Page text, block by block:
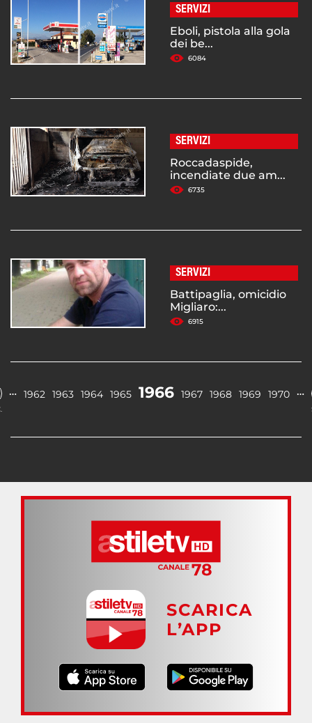
SERVIZI
Eboli, pistola alla gola
dei be...
6084
SERVIZI
Roccadaspide,
incendiate due am...
6735
SERVIZI
Battipaglia, omicidio
Migliaro:...
6915
… 1962 1963 1964 1965 1966 1967 1968 1969 1970 …
SCARICA
L’APP